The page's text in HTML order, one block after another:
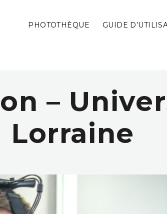
PHOTOTHÈQUE GUIDE
–
Lorraine